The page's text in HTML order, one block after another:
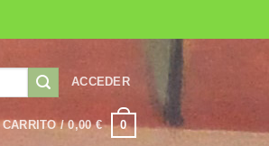
ACCEDER
CARRITO /0,00€ 0